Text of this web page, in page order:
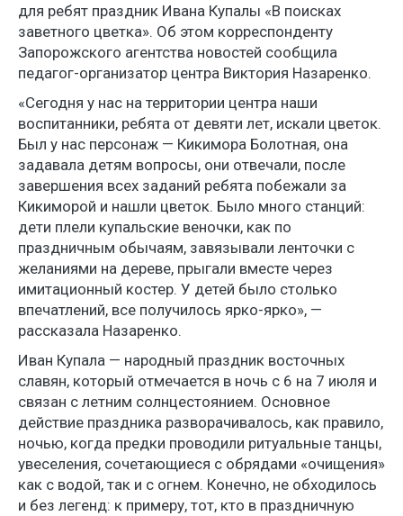
для ребят праздник Ивана Купалы «В поисках
заветного цветка». Об этом корреспонденту
Запорожского агентства новостей сообщила
педагог-организатор центра Виктория Назаренко.
«Сегодня у нас на территории центра наши
воспитанники, ребята от девяти лет, искали цветок.
Был у нас персонаж — Кикимора Болотная, она
задавала детям вопросы, они отвечали, после
завершения всех заданий ребята побежали за
Кикиморой и нашли цветок. Было много станций:
дети плели купальские веночки, как по
праздничным обычаям, завязывали ленточки с
желаниями на дереве, прыгали вместе через
имитационный костер. У детей было столько
впечатлений, все получилось ярко-ярко», —
рассказала Назаренко.
Иван Купала — народный праздник восточных
славян, который отмечается в ночь с 6 на 7 июля и
связан с летним солнцестоянием. Основное
действие праздника разворачивалось, как правило,
ночью, когда предки проводили ритуальные танцы,
увеселения, сочетающиеся с обрядами «очищения»
как с водой, так и с огнем. Конечно, не обходилось
и без легенд: к примеру, тот, кто в праздничную